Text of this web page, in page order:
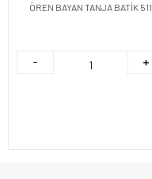
ÖREN BAYAN TANJA BATİK 511